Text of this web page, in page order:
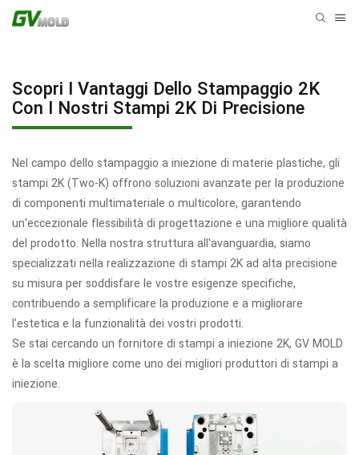
Scopri I Vantaggi Dello Stampaggio 2K
Con I Nostri Stampi 2K Di Precisione
Nel campo dello stampaggio a iniezione di materie plastiche, gli
stampi 2K (Two-K) offrono soluzioni avanzate per la produzione
di componenti multimateriale o multicolore, garantendo
un'eccezionale flessibilità di progettazione e una migliore qualità
del prodotto. Nella nostra struttura all'avanguardia, siamo
specializzati nella realizzazione di stampi 2K ad alta precisione
su misura per soddisfare le vostre esigenze specifiche,
contribuendo a semplificare la produzione e a migliorare
l'estetica e la funzionalità dei vostri prodotti.
Se stai cercando un fornitore di stampi a iniezione 2K, GV MOLD
è la scelta migliore come uno dei migliori produttori di stampi a
iniezione.